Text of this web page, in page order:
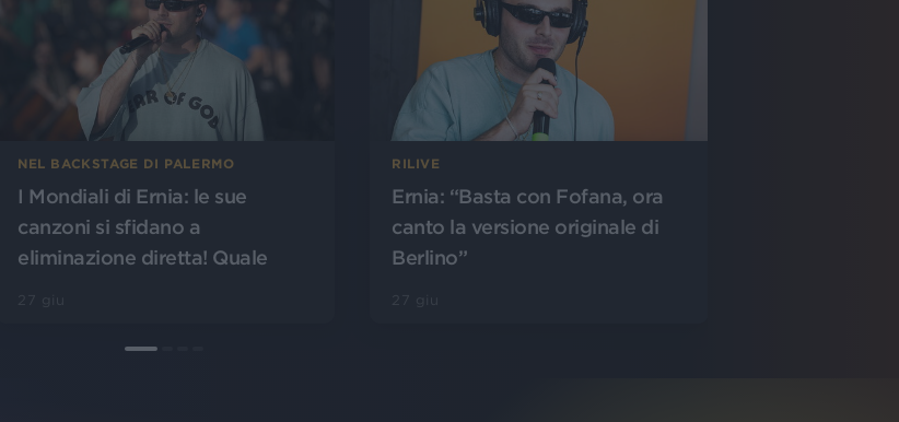
NEL BACKSTAGE DI PALERMO
I Mondiali di Ernia: le sue
canzoni si sfidano a
eliminazione diretta! Quale
RILIVE
Ernia: “Basta con Fofana, ora
canto la versione originale di
Berlino”